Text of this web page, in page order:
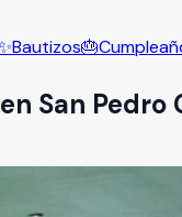
Bautizos🎂
en San Pedro